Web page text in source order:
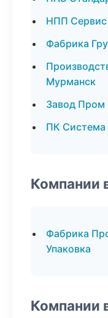
НПП Сервис
Фабрика
Мурманск
Завод Пром
ПК
Компании
Фабрика
Упаковка
Компании